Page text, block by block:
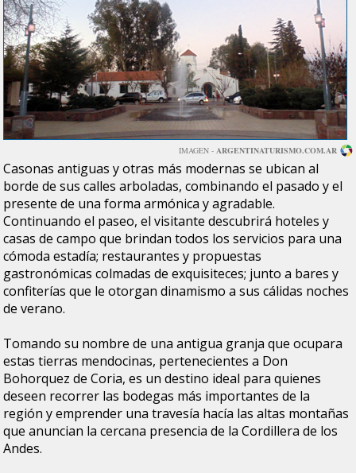
IMAGEN - ARGENTINATURISMO.COM.AR
Casonas antiguas y otras más modernas se ubican al
borde de sus calles arboladas, combinando el pasado y el
presente de una forma armónica y agradable.
Continuando el paseo, el visitante descubrirá hoteles y
casas de campo que brindan todos los servicios para una
cómoda estadía; restaurantes y propuestas
gastronómicas colmadas de exquisiteces; junto a bares y
confiterías que le otorgan dinamismo a sus cálidas noches
de verano.
Tomando su nombre de una antigua granja que ocupara
estas tierras mendocinas, pertenecientes a Don
Bohorquez de Coria, es un destino ideal para quienes
deseen recorrer las bodegas más importantes de la
región y emprender una travesía hacía las altas montañas
que anuncian la cercana presencia de la Cordillera de los
Andes.